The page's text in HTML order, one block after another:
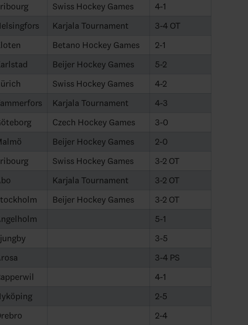
Swiss Hockey Games
4-1
Karjala Tournament
3-4 OT
Betano Hockey Games
2-1
Beijer Hockey Games
5-2
Swiss Hockey Games
4-2
Karjala Tournament
4-3
Czech Hockey Games
3-0
Beijer Hockey Games
2-0
Swiss Hockey Games
3-2 OT
Karjala Tournament
3-2 OT
Beijer Hockey Games
3-2 OT
5-1
3-5
3-4 PS
4-1
2-5
2-4